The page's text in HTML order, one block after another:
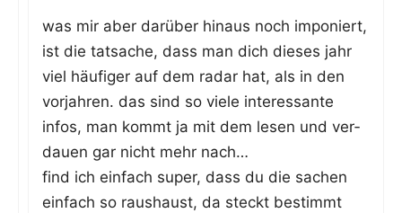
was mir aber dar­über hin­aus noch impo­niert,
ist die tat­sa­che, dass man dich die­ses jahr
viel häu­fi­ger auf dem radar hat, als in den
vor­jah­ren. das sind so vie­le inter­es­san­te
infos, man kommt ja mit dem lesen und ver­
dau­en gar nicht mehr nach…
find ich ein­fach super, dass du die sachen
ein­fach so raus­haust, da steckt bestimmt